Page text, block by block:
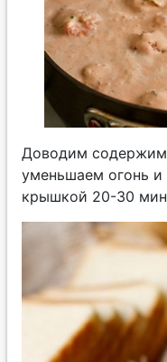
Доводим
уменьшаем огонь
крышкой 20-30